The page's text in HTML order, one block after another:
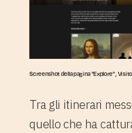
Screenshot della pagina "Explore" ,
Tra gli itinerari
quello che ha